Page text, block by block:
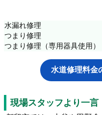
水漏れ修理
つまり修理
つまり修理（専用器具使用）
水道修理料金
現場スタッフより一言